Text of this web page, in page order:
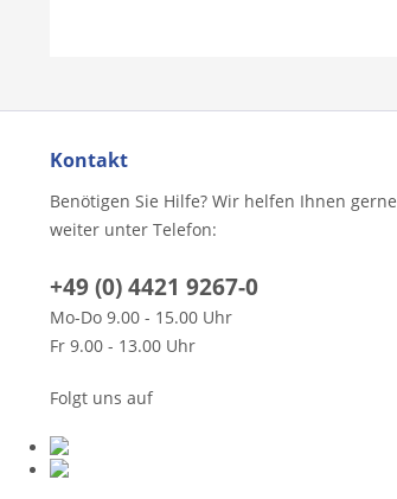
Kontakt
Benötigen Sie Hilfe? Wir helfen Ihnen gerne
weiter unter Telefon:
+49 (0) 4421 9267-0
Mo-Do 9.00 - 15.00 Uhr
Fr 9.00 - 13.00 Uhr
Folgt uns auf